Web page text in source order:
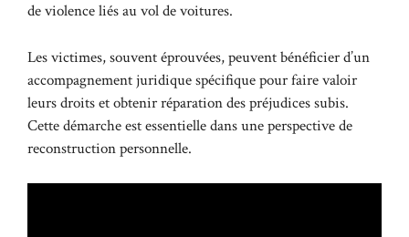
de violence liés au vol de voitures.
Les victimes, souvent éprouvées, peuvent bénéficier d’un
accompagnement juridique spécifique pour faire valoir
leurs droits et obtenir réparation des préjudices subis.
Cette démarche est essentielle dans une perspective de
reconstruction personnelle.